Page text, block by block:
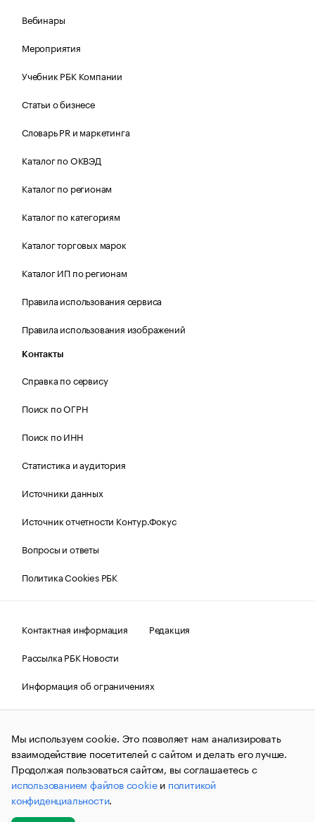
Вебинары
Мероприятия
Учебник РБК Компании
Статьи о бизнесе
Словарь PR и маркетинга
Каталог по ОКВЭД
Каталог по регионам
Каталог по категориям
Каталог торговых марок
Каталог ИП по регионам
Правила использования сервиса
Правила использования изображений
Контакты
Справка по сервису
Поиск по ОГРН
Поиск по ИНН
Статистика и аудитория
Источники данных
Источник отчетности Контур.Фокус
Вопросы и ответы
Политика Cookies РБК
Контактная информация
Редакция
Рассылка РБК Новости
Информация об ограничениях
Правовая информация
О соблюдении авторских прав
© АО «РОСБИЗНЕСКОНСАЛТИНГ»,1995–2026.Сообщения
и материалы информационного агентства «РБК»
(зарегистрировано Федеральной службой по надзору в сфере
связи, информационных технологий и массовых
коммуникаций (Роскомнадзор) 09.12.2015 за номером ИА
№ФС77-63848) сопровождаются пометкой «РБК». Отдельные
публикации могут содержать информацию,
не предназначенную для пользователей
Мы используем cookie. Это позволяет нам анализировать
взаимодействие посетителей с сайтом и делать его лучше.
Продолжая пользоваться сайтом, вы соглашаетесь с
использованием файлов cookieи политикой
конфиденциальности.